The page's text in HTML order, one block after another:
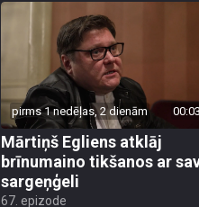
pirms 1 nedēļas, 2 dienām
Mārtiņš Egliens atklāj
brīnumaino tikšanos ar
sargeņģeli
67. epizode